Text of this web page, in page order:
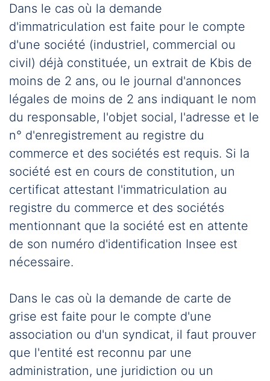
Dans le cas où la demande
d'immatriculation est faite pour le compte
d'une société (industriel, commercial ou
civil) déjà constituée, un extrait de Kbis de
moins de 2 ans, ou le journal d'annonces
légales de moins de 2 ans indiquant le nom
du responsable, l'objet social, l'adresse et le
n° d'enregistrement au registre du
commerce et des sociétés est requis. Si la
société est en cours de constitution, un
certificat attestant l'immatriculation au
registre du commerce et des sociétés
mentionnant que la société est en attente
de son numéro d'identification Insee est
nécessaire.
Dans le cas où la demande de carte de
grise est faite pour le compte d'une
association ou d'un syndicat, il faut prouver
que l'entité est reconnu par une
administration, une juridiction ou un